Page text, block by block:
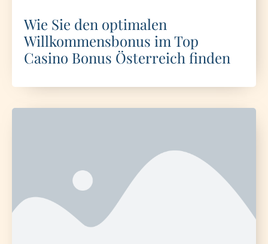
Wie Sie den optimalen
Willkommensbonus im Top
Casino Bonus Österreich finden